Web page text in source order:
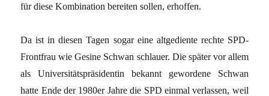
für diese Kombination bereiten sollen, erhoffen.
Da ist in diesen Tagen sogar eine altgediente rechte SPD-
Frontfrau wie Gesine Schwan schlauer. Die später vor allem
als Universitätspräsidentin bekannt gewordene Schwan
hatte Ende der 1980er Jahre die SPD einmal verlassen, weil